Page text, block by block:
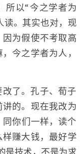
所以“今之学者为
读。其实也对，现
为假使不考取高
今之学者为人，
了。孔子、荀子
的。现在我改为
你们一样，读个
赚大钱，最好学